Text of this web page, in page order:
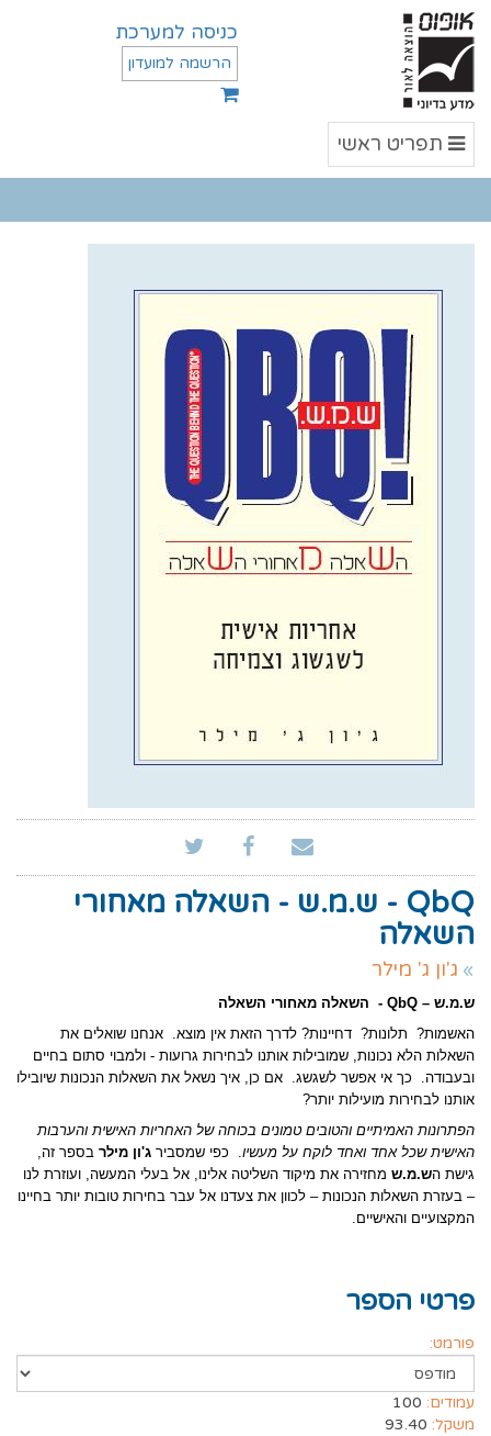
כניסה למערכת
הרשמה למועדון
תפריט
ראשי
תפריט ראשי
QbQ - ש.מ.ש - השאלה מאחורי
השאלה
ג'ון ג' מילר
ש.מ.ש – QbQ - השאלה מאחורי השאלה
האשמות? תלונות? דחיינות? לדרך הזאת אין מוצא. אנחנו שואלים את
השאלות הלא נכונות, שמובילות אותנו לבחירות גרועות - ולמבוי סתום בחיים
ובעבודה. כך אי אפשר לשגשג. אם כן, איך נשאל את השאלות הנכונות שיובילו
אותנו לבחירות מועילות יותר?
הפתרונות האמיתיים והטובים טמונים בכוחה של האחריות האישית והערבות
האישית שכל אחד ואחד לוקח על מעשיו. כפי שמסביר ג'ון מילר בספר זה,
גישת הש.מ.ש מחזירה את מיקוד השליטה אלינו, אל בעלי המעשה, ועוזרת לנו
– בעזרת השאלות הנכונות – לכוון את צעדנו אל עבר בחירות טובות יותר בחיינו
המקצועיים והאישיים.
פרטי הספר
פורמט:
עמודים: 100
משקל: 93.40